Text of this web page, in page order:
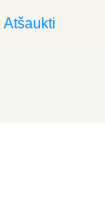
Atšaukti